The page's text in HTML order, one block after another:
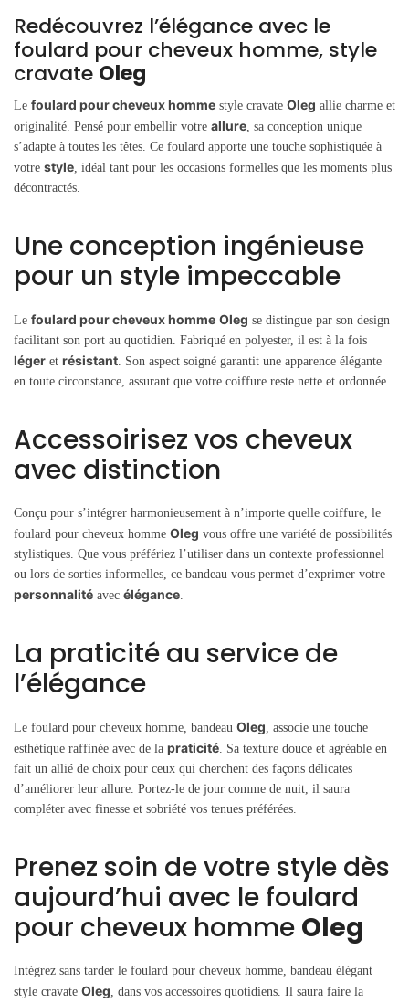
Redécouvrez l’élégance avec le
foulard pour cheveux homme, style
cravate Oleg
Le foulard pour cheveux homme style cravate Oleg allie charme et
originalité. Pensé pour embellir votre allure , sa conception unique
s’adapte à toutes les têtes. Ce foulard apporte une touche sophistiquée à
votre style , idéal tant pour les occasions formelles que les moments plus
décontractés.
Une conception ingénieuse
pour un style impeccable
Le foulard pour cheveux homme Oleg se distingue par son design
facilitant son port au quotidien. Fabriqué en polyester, il est à la fois
léger et résistant . Son aspect soigné garantit une apparence élégante
en toute circonstance, assurant que votre coiffure reste nette et ordonnée.
Accessoirisez vos cheveux
avec distinction
Conçu pour s’intégrer harmonieusement à n’importe quelle coiffure, le
foulard pour cheveux homme Oleg vous offre une variété de possibilités
stylistiques. Que vous préfériez l’utiliser dans un contexte professionnel
ou lors de sorties informelles, ce bandeau vous permet d’exprimer votre
personnalité avec élégance
La praticité au service de
l’élégance
Le foulard pour cheveux homme, bandeau Oleg , associe une touche
esthétique raffinée avec de la praticité . Sa texture douce et agréable en
fait un allié de choix pour ceux qui cherchent des façons délicates
d’améliorer leur allure. Portez-le de jour comme de nuit, il saura
compléter avec finesse et sobriété vos tenues préférées.
Prenez soin de votre style dès
aujourd’hui avec le foulard
pour cheveux homme Oleg
Intégrez sans tarder le foulard pour cheveux homme, bandeau élégant
style cravate Oleg, dans vos accessoires quotidiens. Il saura faire la